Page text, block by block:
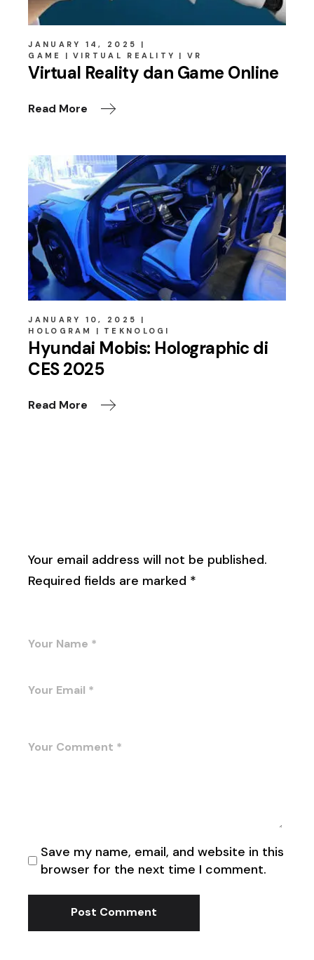
JANUARY 14, 2025
GAME
VIRTUAL REALITY VR
Virtual Reality dan Game Online
Read More
JANUARY 10, 2025
HOLOGRAM
TEKNOLOGI
Hyundai Mobis: Holographic di
CES 2025
Read More
Your email address will not be published.
Required fields are marked *
Save my name, email, and website in this
browser for the next time I comment.
Post Comment